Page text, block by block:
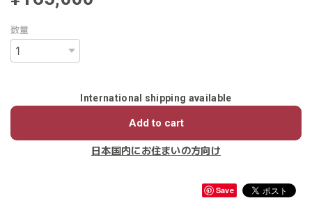
数量
International shipping available
Add to cart
日本国内にお住まいの方向け
Save